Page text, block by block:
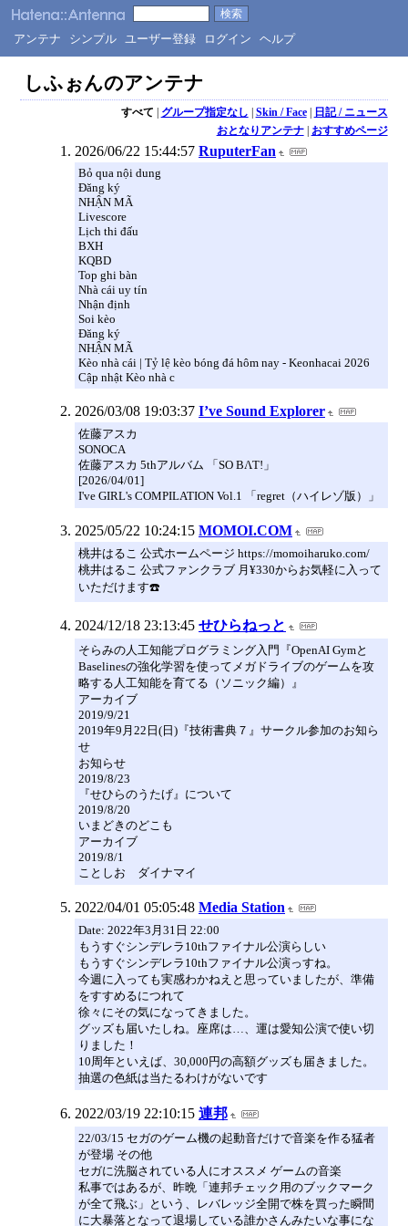
アンテナ シンプル ユーザー登録 ログイン ヘルプ
しふぉんのアンテナ
すべて | グループ指定なし | Skin / Face| 日記 / ニュース
おとなりアンテナ| おすすめページ
2026/06/22 15:44:57 RuputerFan
Bỏ qua nội dung
Đăng ký
NHẬN MÃ
Livescore
Lịch thi đấu
BXH
KQBD
Top ghi bàn
Nhà cái uy tín
Nhận định
Soi kèo
Đăng ký
NHẬN MÃ
Kèo nhà cái | Tỷ lệ kèo bóng đá hôm nay - Keonhacai 2026
Cập nhật Kèo nhà c
2026/03/08 19:03:37 I’ve Sound Explorer
佐藤アスカ
SONOCA
佐藤アスカ 5thアルバム 「SO BΛT!」
[2026/04/01]
I've GIRL's COMPILATION Vol.1 「regret（ハイレゾ版）」
2025/05/22 10:24:15 MOMOI.COM
桃井はるこ 公式ホームページ https://momoiharuko.com/
桃井はるこ 公式ファンクラブ 月¥330からお気軽に入って
いただけます☎️
2024/12/18 23:13:45 せひらねっと
そらみの人工知能プログラミング入門『OpenAI Gymと
Baselinesの強化学習を使ってメガドライブのゲームを攻
略する人工知能を育てる（ソニック編）』
アーカイブ
2019/9/21
2019年9月22日(日)『技術書典７』サークル参加のお知ら
せ
お知らせ
2019/8/23
『せひらのうたげ』について
2019/8/20
いまどきのどこも
アーカイブ
2019/8/1
ことしお ダイナマイ
2022/04/01 05:05:48 Media Station
Date: 2022年3月31日 22:00
もうすぐシンデレラ10thファイナル公演らしい
もうすぐシンデレラ10thファイナル公演っすね。
今週に入っても実感わかねえと思っていましたが、準備
をすすめるにつれて
徐々にその気になってきました。
グッズも届いたしね。座席は…、運は愛知公演で使い切
りました！
10周年といえば、30,000円の高額グッズも届きました。
抽選の色紙は当たるわけがないです
2022/03/19 22:10:15 連邦
22/03/15 セガのゲーム機の起動音だけで音楽を作る猛者
が登場 その他
セガに洗脳されている人にオススメ ゲームの音楽
私事ではあるが、昨晩「連邦チェック用のブックマーク
が全て飛ぶ」という、レバレッジ全開で株を買った瞬間
に大暴落となって退場している誰かさんみたいな事にな